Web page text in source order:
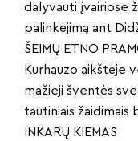
dalyvauti įvairiose
palinkėjimą ant
ŠEIMŲ ETNO
Kurhauzo aikštėje
mažieji šventės
tautiniais žaidimais
INKARŲ KIEMAS